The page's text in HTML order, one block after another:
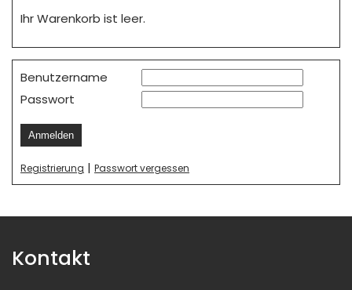
Ihr Warenkorb ist leer.
Benutzername
Passwort
Anmelden
Registrierung | Passwort vergessen
Kontakt